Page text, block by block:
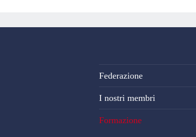
Federazione
I nostri membri
Formazione